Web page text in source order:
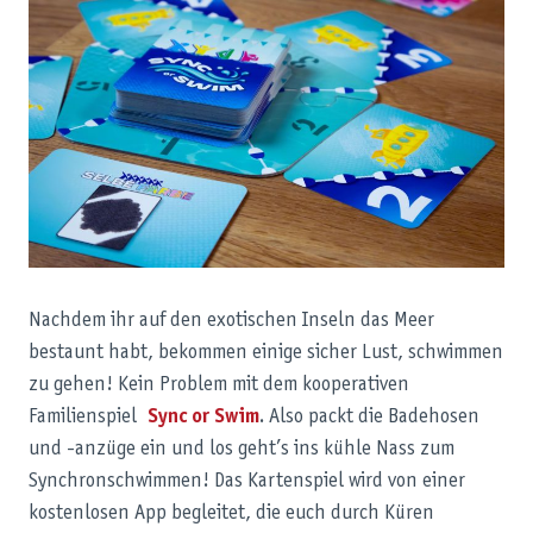
Nachdem ihr auf den exotischen Inseln das Meer
bestaunt habt, bekommen einige sicher Lust, schwimmen
zu gehen! Kein Problem mit dem kooperativen
Familienspiel Sync or Swim. Also packt die Badehosen
und -anzüge ein und los geht’s ins kühle Nass zum
Synchronschwimmen! Das Kartenspiel wird von einer
kostenlosen App begleitet, die euch durch Küren